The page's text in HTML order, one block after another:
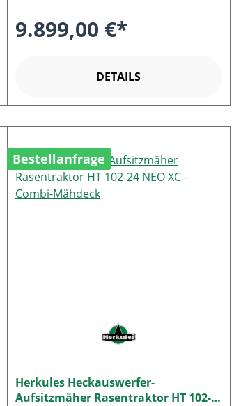
9.899,00 €*
DETAILS
Bestellanfrage
Herkules Heckauswerfer-
Aufsitzmäher Rasentraktor HT 102-